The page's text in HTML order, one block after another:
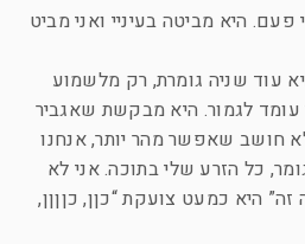
היא מביטה בעיניי ואני מביט
עוד שניה גומרת, רק מלשמוע
לגמור. היא מבקשת שאגביר
חושב שאפשר מהר יותר, אנחנו
כל הזרע שלי בתוכה. אני לא
היא כמעט צועקת “כןן, כןןןן,